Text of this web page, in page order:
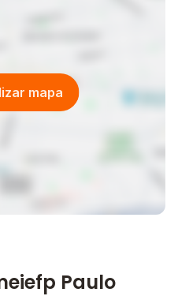
mapa
Paulo